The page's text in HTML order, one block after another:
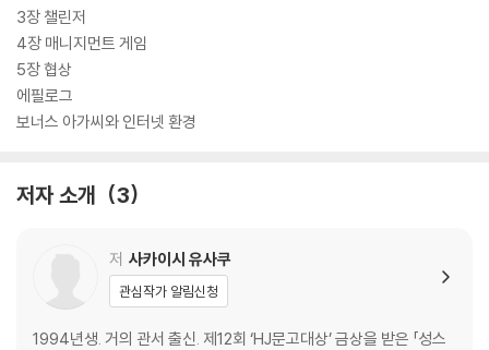
3장 챌린저
4장 매니지먼트 게임
5장 협상
에필로그
보너스 아가씨와 인터넷 환경
저자 소개 3
저 사카이시 유사쿠
관심작가 알림신청
1994년생. 거의 관서 출신. 제12회 ‘HJ문고대상’ 금상을 받은 「성스